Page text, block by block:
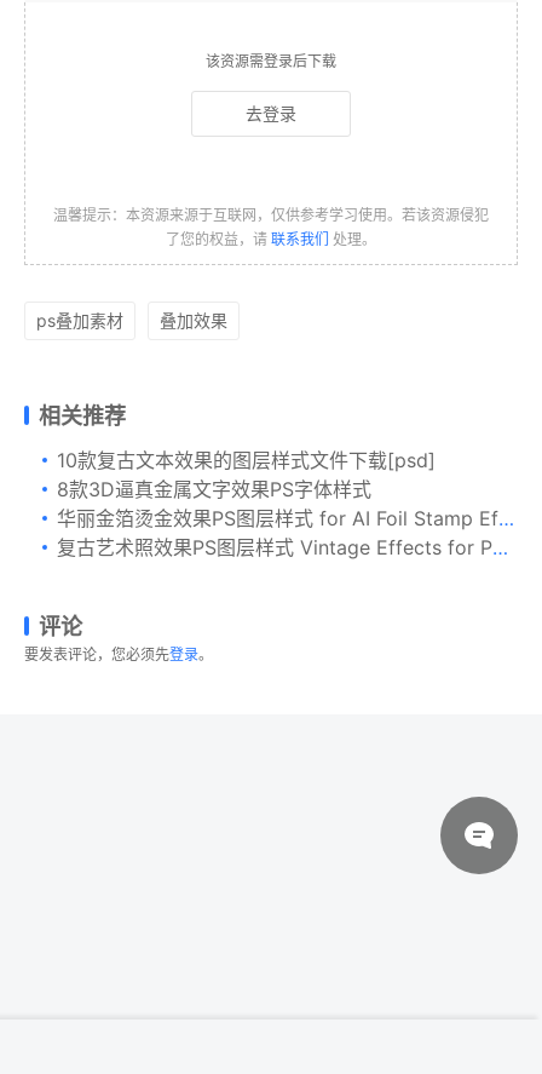
该资源需登录后下载
去登录
温馨提示：本资源来源于互联网，仅供参考学习使用。若该资源侵犯
了您的权益，请 联系我们 处理。
ps叠加素材 叠加效果
相关推荐
10款复古文本效果的图层样式文件下载[psd]
8款3D逼真金属文字效果PS字体样式
华丽金箔烫金效果PS图层样式 for AI Foil Stamp Effect For Illustrator
复古艺术照效果PS图层样式 Vintage Effects for Photo or Designs
评论
要发表评论，您必须先登录。